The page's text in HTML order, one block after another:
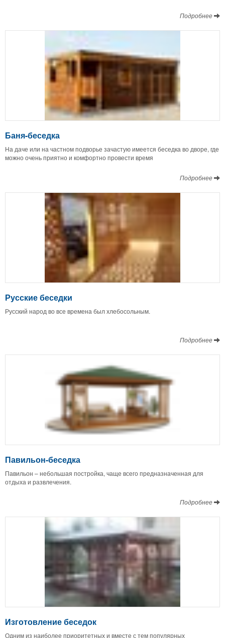
Подробнее
Баня-беседка
На даче или на частном подворье зачастую имеется беседка во дворе, где
можно очень приятно и комфортно провести время
Подробнее
Русские беседки
Русский народ во все времена был хлебосольным.
Подробнее
Павильон-беседка
Павильон – небольшая постройка, чаще всего предназначенная для
отдыха и развлечения.
Подробнее
Изготовление беседок
Одним из наиболее приоритетных и вместе с тем популярных